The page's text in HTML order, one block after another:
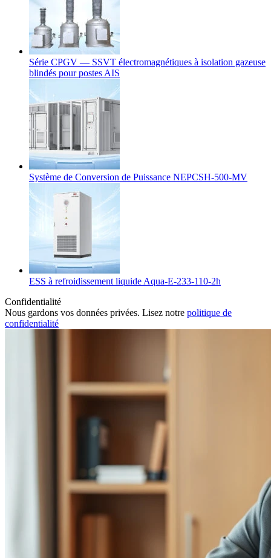
Série CPGV — SSVT électromagnétiques à isolation gazeuse
blindés pour postes AIS
Système de Conversion de Puissance NEPCSH-500-MV
ESS à refroidissement liquide Aqua-E-233-110-2h
Confidentialité
Nous gardons vos données privées. Lisez notre politique de
confidentialité